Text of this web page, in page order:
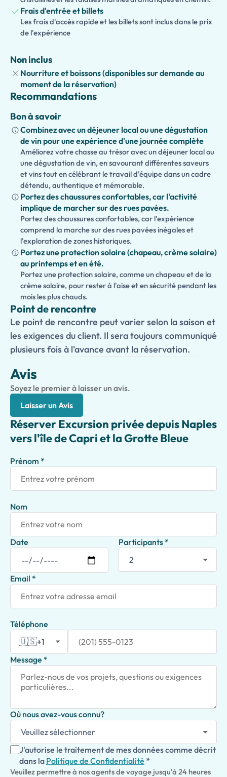
Profitez du temps libre pour faire du shopping, vous
détendre à un café, admirer les vues côtières
Solaro,Villa San Michele
bateau autour de l'île, ou un déjeuner traditionnel. Cette
excursion privée est entièrement adaptée à vos intérêts
et à votre emploi du temps de croisière, garantissant une
journée mémorable et sans stress à Capri.
Frais d'entrée et billets
Les frais d'accès rapide et les billets sont inclus dans le prix
de l'expérience
Non inclus
Nourriture et boissons (disponibles sur demande au
moment de la réservation)
Recommandations
Bon à savoir
Combinez avec un déjeuner local ou une dégustation
de vin pour une expérience d'une journée complète
Améliorez votre chasse au trésor avec un déjeuner local ou
une dégustation de vin, en savourant différentes saveurs
et vins tout en célébrant le travail d'équipe dans un cadre
détendu, authentique et mémorable.
Portez des chaussures confortables, car l'activité
implique de marcher sur des rues pavées.
Portez des chaussures confortables, car l'expérience
comprend la marche sur des rues pavées inégales et
l'exploration de zones historiques.
Portez une protection solaire (chapeau, crème solaire)
au printemps et en été.
Portez une protection solaire, comme un chapeau et de la
crème solaire, pour rester à l'aise et en sécurité pendant les
mois les plus chauds.
Point de rencontre
Le point de rencontre peut varier selon la saison et
les exigences du client. Il sera toujours communiqué
plusieurs fois à l'avance avant la réservation.
Avis
Soyez le premier à laisser un avis.
Laisser un Avis
Réserver Excursion privée depuis Naples
vers l'île de Capri et la Grotte Bleue
Prénom *
Nom
Date Participants *
Email *
Téléphone
🇺🇸+1
Message *
Où nous avez-vous connu?
J'autorise le traitement de mes données comme décrit
dans la Politique de Confidentialité *
Veuillez permettre à nos agents de voyage jusqu'à 24 heures